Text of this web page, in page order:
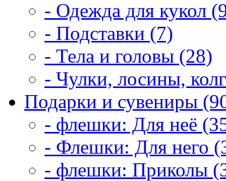
- Одежда для кукол
- Подставки (7)
- Тела и головы (28)
- Чулки, лосины,
Подарки и сувениры
- флешки: Для неё
- Флешки: Для него
- флешки: Приколы